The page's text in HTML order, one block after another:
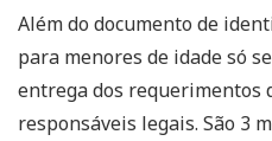
Além do documento de
para menores de idade só
entrega dos requerimentos
responsáveis legais. São 3